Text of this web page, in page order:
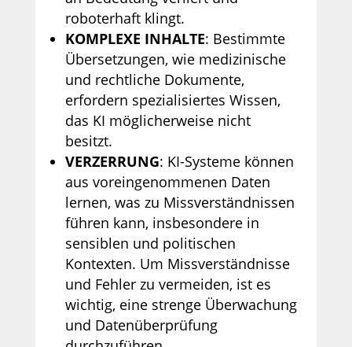
roboterhaft klingt.
KOMPLEXE INHALTE: Bestimmte
Übersetzungen, wie medizinische
und rechtliche Dokumente,
erfordern spezialisiertes Wissen,
das KI möglicherweise nicht
besitzt.
VERZERRUNG: KI-Systeme können
aus voreingenommenen Daten
lernen, was zu Missverständnissen
führen kann, insbesondere in
sensiblen und politischen
Kontexten. Um Missverständnisse
und Fehler zu vermeiden, ist es
wichtig, eine strenge Überwachung
und Datenüberprüfung